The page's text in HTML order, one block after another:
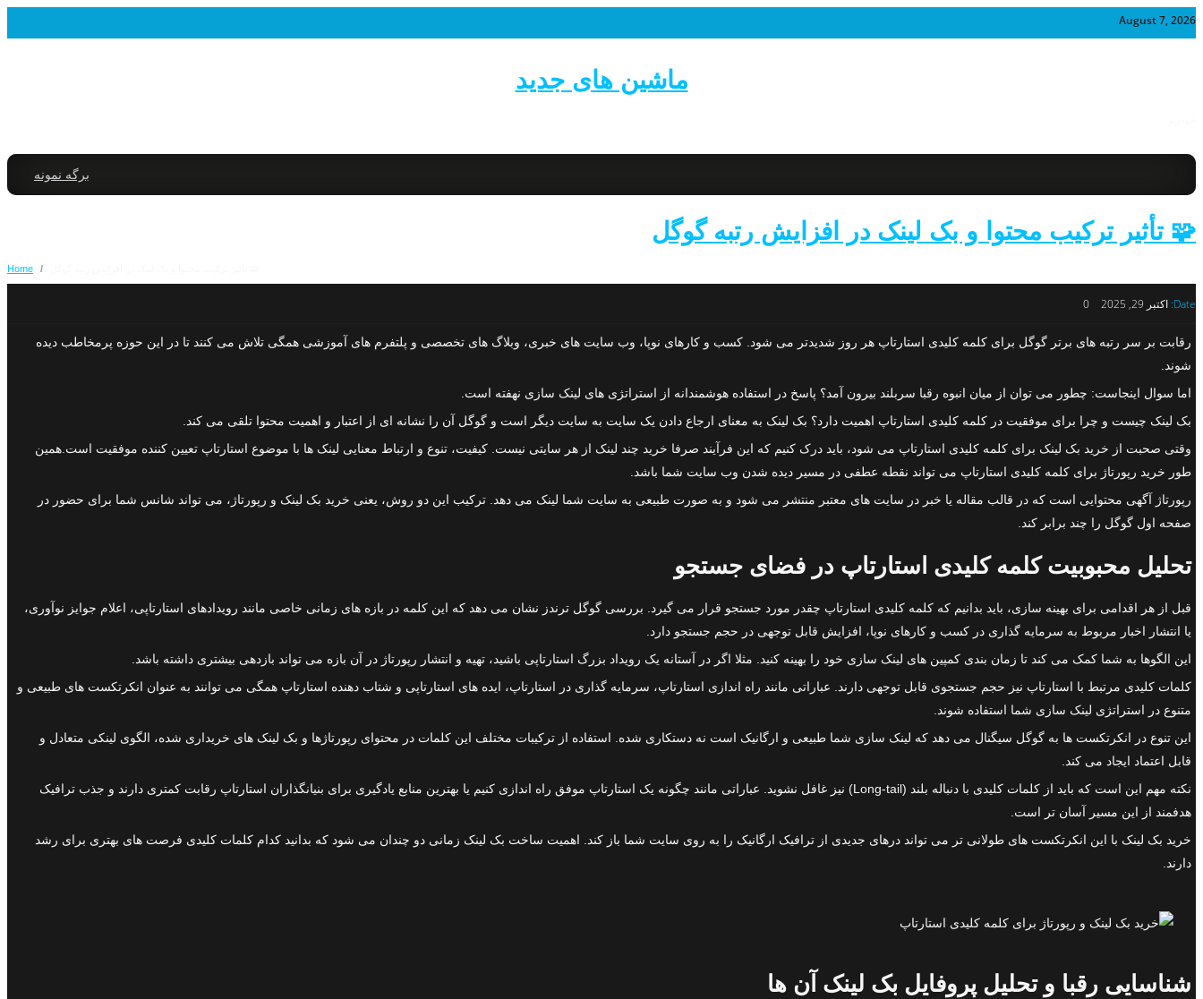
August 7, 2026
ماشین های جدید
برگه نمونه
🧩 تأثیر ترکیب محتوا و بک لینک در افزایش رتبه گوگل
Home /
Date: اکتبر 29, 2025 0
رقابت بر سر رتبه های برتر گوگل برای کلمه کلیدی استارتاپ هر روز شدیدتر می شود. کسب و کارهای نوپا، وب سایت های خبری، وبلاگ های تخصصی و پلتفرم های آموزشی همگی تلاش می کنند تا در این حوزه پرمخاطب دیده
شوند.
اما سوال اینجاست: چطور می توان از میان انبوه رقبا سربلند بیرون آمد؟ پاسخ در استفاده هوشمندانه از استراتژی های لینک سازی نهفته است.
بک لینک چیست و چرا برای موفقیت در کلمه کلیدی استارتاپ اهمیت دارد؟ بک لینک به معنای ارجاع دادن یک سایت به سایت دیگر است و گوگل آن را نشانه ای از اعتبار و اهمیت محتوا تلقی می کند.
وقتی صحبت از خرید بک لینک برای کلمه کلیدی استارتاپ می شود، باید درک کنیم که این فرآیند صرفا خرید چند لینک از هر سایتی نیست. کیفیت، تنوع و ارتباط معنایی لینک ها با موضوع استارتاپ تعیین کننده موفقیت است.همین
طور خرید رپورتاژ برای کلمه کلیدی استارتاپ می تواند نقطه عطفی در مسیر دیده شدن وب سایت شما باشد.
رپورتاژ آگهی محتوایی است که در قالب مقاله یا خبر در سایت های معتبر منتشر می شود و به صورت طبیعی به سایت شما لینک می دهد. ترکیب این دو روش، یعنی خرید بک لینک و رپورتاژ، می تواند شانس شما برای حضور در
صفحه اول گوگل را چند برابر کند.
تحلیل محبوبیت کلمه کلیدی استارتاپ در فضای جستجو
قبل از هر اقدامی برای بهینه سازی، باید بدانیم که کلمه کلیدی استارتاپ چقدر مورد جستجو قرار می گیرد. بررسی گوگل ترندز نشان می دهد که این کلمه در بازه های زمانی خاصی مانند رویدادهای استارتاپی، اعلام جوایز نوآوری،
یا انتشار اخبار مربوط به سرمایه گذاری در کسب و کارهای نوپا، افزایش قابل توجهی در حجم جستجو دارد.
این الگوها به شما کمک می کند تا زمان بندی کمپین های لینک سازی خود را بهینه کنید. مثلا اگر در آستانه یک رویداد بزرگ استارتاپی باشید، تهیه و انتشار رپورتاژ در آن بازه می تواند بازدهی بیشتری داشته باشد.
کلمات کلیدی مرتبط با استارتاپ نیز حجم جستجوی قابل توجهی دارند. عباراتی مانند راه اندازی استارتاپ، سرمایه گذاری در استارتاپ، ایده های استارتاپی و شتاب دهنده استارتاپ همگی می توانند به عنوان انکرتکست های طبیعی و
متنوع در استراتژی لینک سازی شما استفاده شوند.
این تنوع در انکرتکست ها به گوگل سیگنال می دهد که لینک سازی شما طبیعی و ارگانیک است نه دستکاری شده. استفاده از ترکیبات مختلف این کلمات در محتوای رپورتاژها و بک لینک های خریداری شده، الگوی لینکی متعادل و
قابل اعتماد ایجاد می کند.
نکته مهم این است که باید از کلمات کلیدی با دنباله بلند (Long-tail) نیز غافل نشوید. عباراتی مانند چگونه یک استارتاپ موفق راه اندازی کنیم یا بهترین منابع یادگیری برای بنیانگذاران استارتاپ رقابت کمتری دارند و جذب ترافیک
هدفمند از این مسیر آسان تر است.
خرید بک لینک با این انکرتکست های طولانی تر می تواند درهای جدیدی از ترافیک ارگانیک را به روی سایت شما باز کند. اهمیت ساخت بک لینک زمانی دو چندان می شود که بدانید کدام کلمات کلیدی فرصت های بهتری برای رشد
دارند.
شناسایی رقبا و تحلیل پروفایل بک لینک آن ها